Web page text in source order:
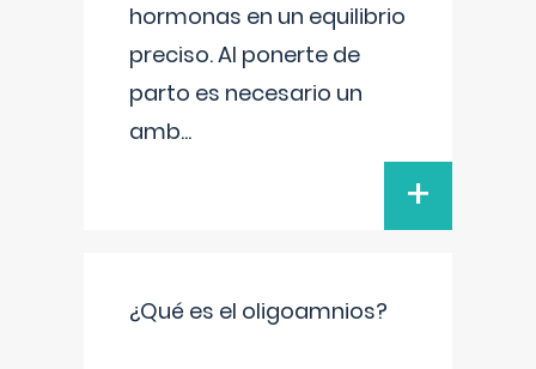
hormonas en un equilibrio
preciso. Al ponerte de
parto es necesario un
amb...
+
¿Qué es el oligoamnios?